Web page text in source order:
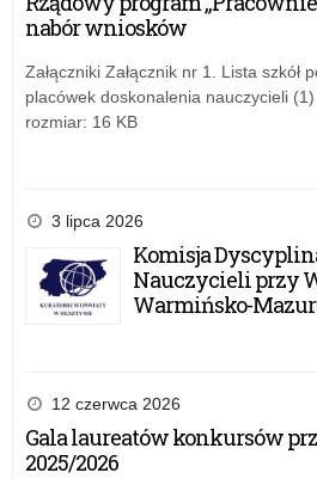
nabór wniosków
Załączniki Załącznik nr 1. Lista szkół
placówek doskonalenia nauczycieli
rozmiar: 16 KB
3 lipca 2026
Komisja
Nauczycieli przy
Warmińsko-
12 czerwca 2026
Gala laureatów konkursów
2025/2026